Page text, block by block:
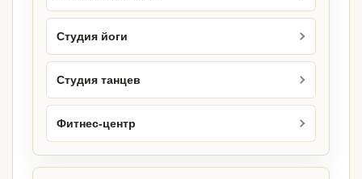
Студия йоги
Студия танцев
Фитнес-центр